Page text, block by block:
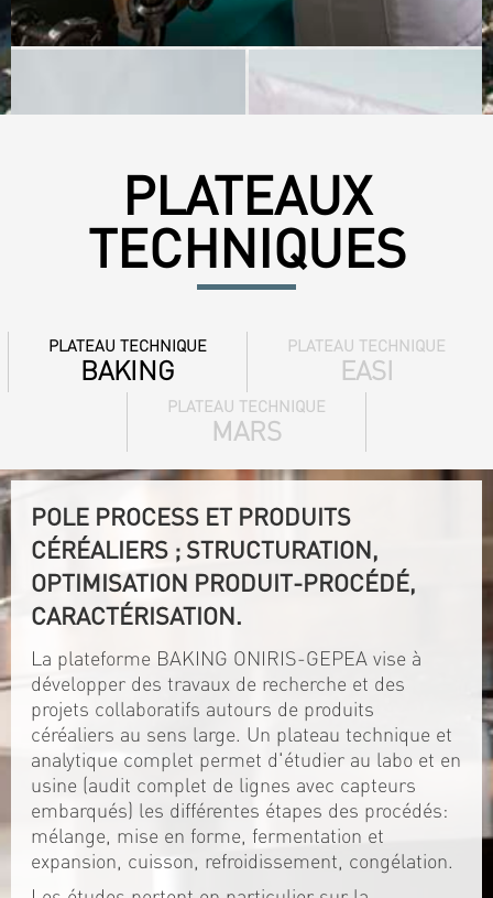
PLATEAUX
TECHNIQUES
PLATEAU TECHNIQUE
BAKING
PLATEAU TECHNIQUE
EASI
PLATEAU TECHNIQUE
MARS
POLE PROCESS ET PRODUITS
CÉRÉALIERS ; STRUCTURATION,
OPTIMISATION PRODUIT-PROCÉDÉ,
CARACTÉRISATION.
La plateforme BAKING ONIRIS-GEPEA vise à
développer des travaux de recherche et des
projets collaboratifs autours de produits
céréaliers au sens large. Un plateau technique et
analytique complet permet d'étudier au labo et en
usine (audit complet de lignes avec capteurs
embarqués) les différentes étapes des procédés:
mélange, mise en forme, fermentation et
expansion, cuisson, refroidissement, congélation.